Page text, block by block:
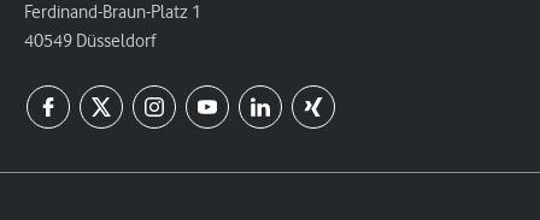
Ferdinand-Braun-Platz 1
40549 Düsseldorf